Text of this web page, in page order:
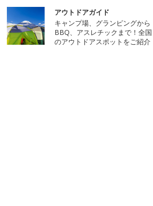
アウトドアガイド
キャンプ場、グランピングから
BBQ、アスレチックまで！全国
のアウトドアスポットをご紹介